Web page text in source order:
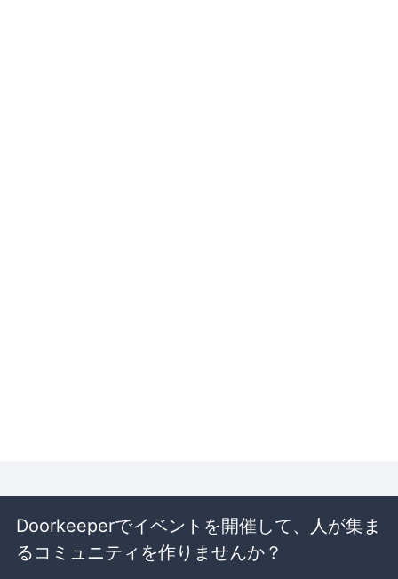
Doorkeeperでイベントを開催して、人が集ま
るコミュニティを作りませんか？